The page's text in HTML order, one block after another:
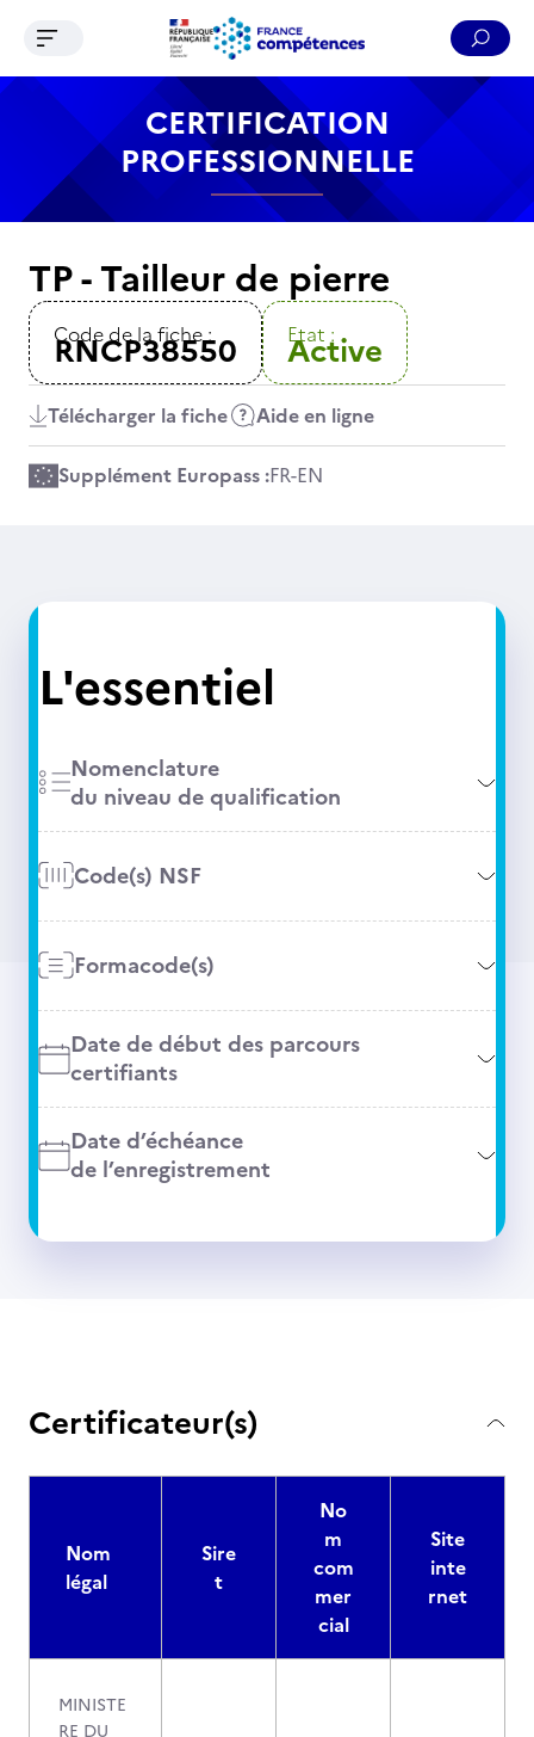
Contenu Recherche Menu Pied de page
Ouvrir le menu de navigation
CERTIFICATION
PROFESSIONNELLE
TP - Tailleur de pierre
Code de la fiche :
RNCP38550 Etat :
Active
Télécharger la fiche Aide en ligne
Supplément Europass :FR-EN
L'essentiel
Nomenclature
du niveau de qualification
Code(s) NSF
Formacode(s)
Date de début des parcours
certifiants
Date d’échéance
de l’enregistrement
Certificateur(s)
Nom
légal
Sire
t
No
m
com
mer
cial
Site
inte
rnet
MINISTE
RE DU